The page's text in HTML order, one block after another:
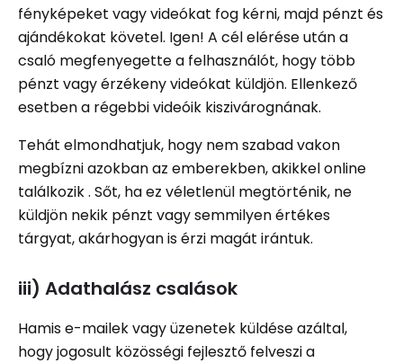
fényképeket vagy videókat fog kérni, majd pénzt és
ajándékokat követel. Igen! A cél elérése után a
csaló megfenyegette a felhasználót, hogy több
pénzt vagy érzékeny videókat küldjön. Ellenkező
esetben a régebbi videóik kiszivárognának.
Tehát elmondhatjuk, hogy nem szabad vakon
megbízni azokban az emberekben, akikkel online
találkozik . Sőt, ha ez véletlenül megtörténik, ne
küldjön nekik pénzt vagy semmilyen értékes
tárgyat, akárhogyan is érzi magát irántuk.
iii) Adathalász csalások
Hamis e-mailek vagy üzenetek küldése azáltal,
hogy jogosult közösségi fejlesztő felveszi a